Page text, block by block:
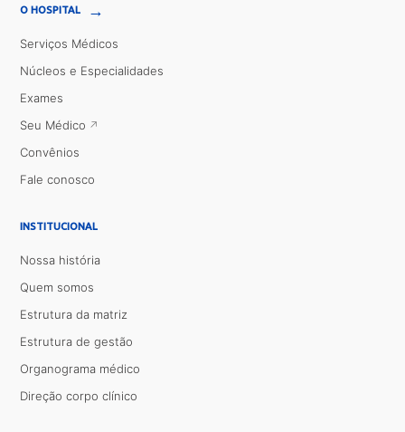
O HOSPITAL →
Serviços Médicos
Núcleos e Especialidades
Exames
Seu Médico
Convênios
Fale conosco
INSTITUCIONAL
Nossa história
Quem somos
Estrutura da matriz
Estrutura de gestão
Organograma médico
Direção corpo clínico